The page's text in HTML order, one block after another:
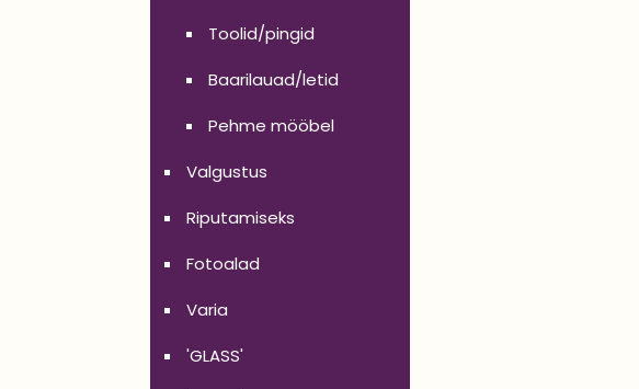
Toolid/pingid
Baarilauad/letid
Pehme mööbel
Valgustus
Riputamiseks
Fotoalad
Varia
'GLASS'